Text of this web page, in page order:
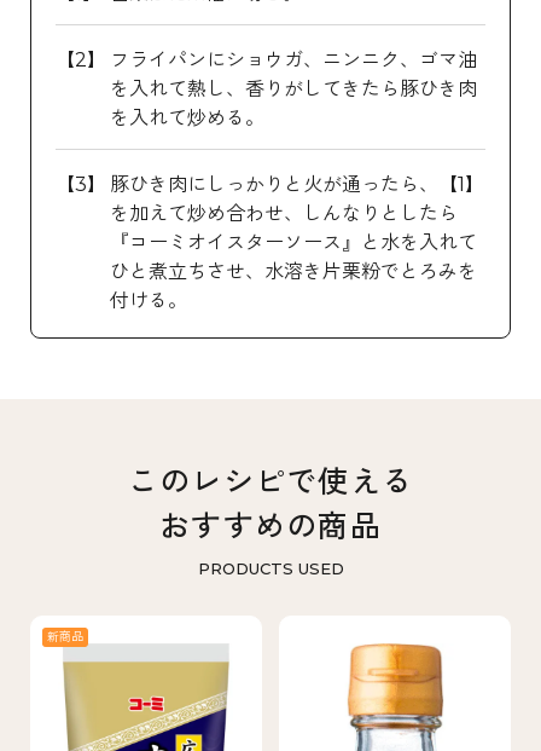
フライパンにショウガ、ニンニク、ゴマ油
を入れて熱し、香りがしてきたら豚ひき肉
を入れて炒める。
豚ひき肉にしっかりと火が通ったら、【1】
を加えて炒め合わせ、しんなりとしたら
『コーミオイスターソース』と水を入れて
ひと煮立ちさせ、水溶き片栗粉でとろみを
付ける。
このレシピで使える
おすすめの商品
PRODUCTS USED
新商品